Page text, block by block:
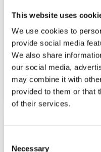
This website uses
We use cookies to
provide social media
We also share
our social media,
may combine it with
provided to them or that
of their services.
Necessary